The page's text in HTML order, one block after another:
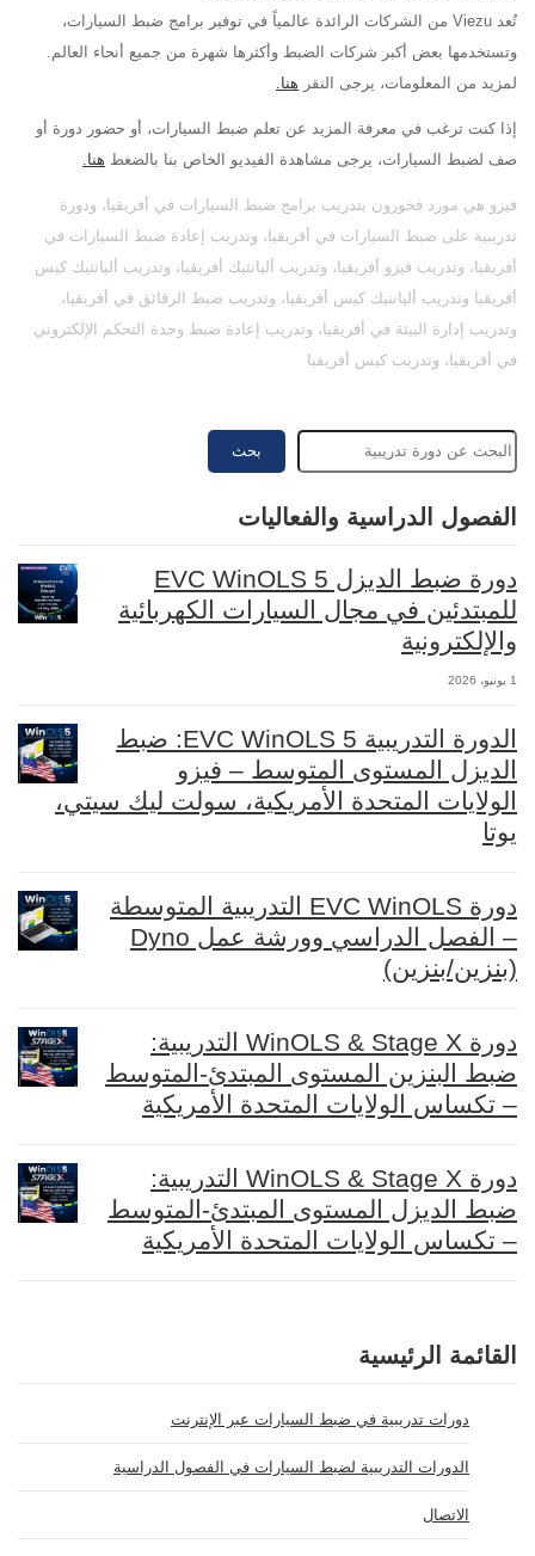
تُعد Viezu من الشركات الرائدة عالمياً في توفير برامج ضبط السيارات،
وتستخدمها بعض أكبر شركات الضبط وأكثرها شهرة من جميع أنحاء العالم.
لمزيد من المعلومات، يرجى النقر هنا.
إذا كنت ترغب في معرفة المزيد عن تعلم ضبط السيارات، أو حضور دورة أو
صف لضبط السيارات، يرجى مشاهدة الفيديو الخاص بنا بالضغط هنا.
فيزو هي مورد فخورون بتدريب برامج ضبط السيارات في أفريقيا، ودورة
تدريبية على ضبط السيارات في أفريقيا، وتدريب إعادة ضبط السيارات في
أفريقيا، وتدريب فيزو أفريقيا، وتدريب أليانتيك أفريقيا، وتدريب أليانتيك كيس
أفريقيا وتدريب أليانتيك كيس أفريقيا، وتدريب ضبط الرقائق في أفريقيا،
وتدريب إدارة البيئة في أفريقيا، وتدريب إعادة ضبط وحدة التحكم الإلكتروني
في أفريقيا، وتدريب كيس أفريقيا
بحث
الفصول الدراسية والفعاليات
دورة ضبط الديزل EVC WinOLS 5
للمبتدئين في مجال السيارات الكهربائية
والإلكترونية
1 يونيو، 2026
الدورة التدريبية EVC WinOLS 5: ضبط
الديزل المستوى المتوسط – فيزو
الولايات المتحدة الأمريكية، سولت ليك سيتي،
يوتا
دورة EVC WinOLS التدريبية المتوسطة
– الفصل الدراسي وورشة عمل Dyno
(بنزين/بنزين)
دورة WinOLS & Stage X التدريبية:
ضبط البنزين المستوى المبتدئ-المتوسط
– تكساس الولايات المتحدة الأمريكية
دورة WinOLS & Stage X التدريبية:
ضبط الديزل المستوى المبتدئ-المتوسط
– تكساس الولايات المتحدة الأمريكية
القائمة الرئيسية
دورات تدريبية في ضبط السيارات عبر الإنترنت
الدورات التدريبية لضبط السيارات في الفصول الدراسية
الاتصال